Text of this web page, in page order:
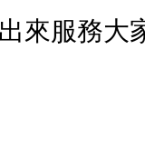
來服務大